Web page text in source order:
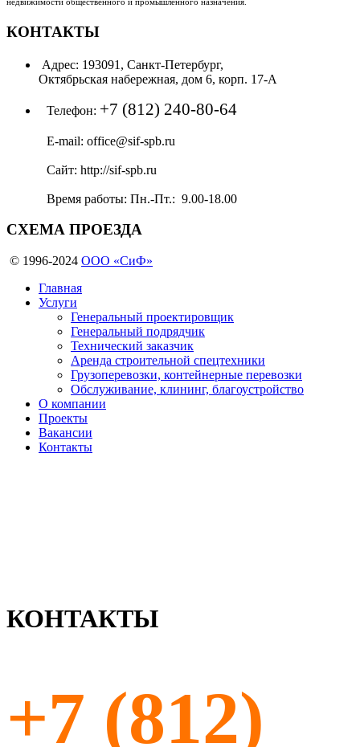
недвижимости общественного и промышленного назначения.
КОНТАКТЫ
Адрес: 193091, Санкт-Петербург,
Октябрьская набережная, дом 6, корп. 17-А
Телефон: +7 (812) 240-80-64
E-mail: office@sif-spb.ru
Сайт: http://sif-spb.ru
Время работы: Пн.-Пт.: 9.00-18.00
СХЕМА ПРОЕЗДА
© 1996-2024 ООО «СиФ»
Главная
Услуги
Генеральный проектировщик
Генеральный подрядчик
Технический заказчик
Аренда строительной спецтехники
Грузоперевозки, контейнерные перевозки
Обслуживание, клининг, благоустройство
О компании
Проекты
Вакансии
Контакты
КОНТАКТЫ
+7 (812)